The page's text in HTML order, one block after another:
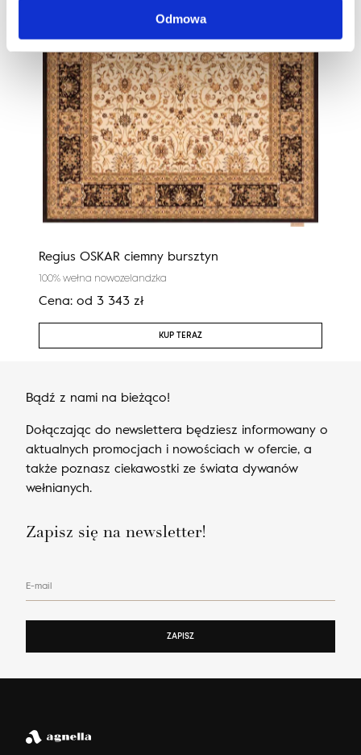
Odmowa
Regius OSKAR ciemny bursztyn
100% wełna nowozelandzka
Cena: od 3 343 zł
KUP TERAZ
Bądź z nami na bieżąco!
Dołączając do newslettera będziesz informowany o
aktualnych promocjach i nowościach w ofercie, a
także poznasz ciekawostki ze świata dywanów
wełnianych.
Zapisz się na newsletter!
E-mail
ZAPISZ